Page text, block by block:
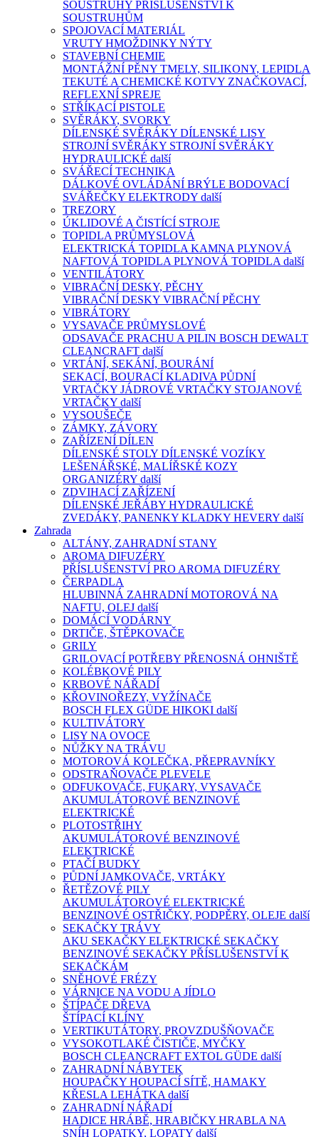
SOUSTRUHY PŘÍSLUŠENSTVÍ K
SOUSTRUHŮM
SPOJOVACÍ MATERIÁL
VRUTY HMOŽDINKY NÝTY
STAVEBNÍ CHEMIE
MONTÁŽNÍ PĚNY TMELY, SILIKONY, LEPIDLA
TEKUTÉ A CHEMICKÉ KOTVY ZNAČKOVACÍ,
REFLEXNÍ SPREJE
STŘÍKACÍ PISTOLE
SVĚRÁKY, SVORKY
DÍLENSKÉ SVĚRÁKY DÍLENSKÉ LISY
STROJNÍ SVĚRÁKY STROJNÍ SVĚRÁKY
HYDRAULICKÉ další
SVÁŘECÍ TECHNIKA
DÁLKOVÉ OVLÁDÁNÍ BRÝLE BODOVACÍ
SVÁŘEČKY ELEKTRODY další
TREZORY
ÚKLIDOVÉ A ČISTÍCÍ STROJE
TOPIDLA PRŮMYSLOVÁ
ELEKTRICKÁ TOPIDLA KAMNA PLYNOVÁ
NAFTOVÁ TOPIDLA PLYNOVÁ TOPIDLA další
VENTILÁTORY
VIBRAČNÍ DESKY, PĚCHY
VIBRAČNÍ DESKY VIBRAČNÍ PĚCHY
VIBRÁTORY
VYSAVAČE PRŮMYSLOVÉ
ODSAVAČE PRACHU A PILIN BOSCH DEWALT
CLEANCRAFT další
VRTÁNÍ, SEKÁNÍ, BOURÁNÍ
SEKACÍ, BOURACÍ KLADIVA PŮDNÍ
VRTAČKY JÁDROVÉ VRTAČKY STOJANOVÉ
VRTAČKY další
VYSOUŠEČE
ZÁMKY, ZÁVORY
ZAŘÍZENÍ DÍLEN
DÍLENSKÉ STOLY DÍLENSKÉ VOZÍKY
LEŠENÁŘSKÉ, MALÍŘSKÉ KOZY
ORGANIZÉRY další
ZDVIHACÍ ZAŘÍZENÍ
DÍLENSKÉ JEŘÁBY HYDRAULICKÉ
ZVEDÁKY, PANENKY KLADKY HEVERY další
Zahrada
ALTÁNY, ZAHRADNÍ STANY
AROMA DIFUZÉRY
PŘÍSLUŠENSTVÍ PRO AROMA DIFUZÉRY
ČERPADLA
HLUBINNÁ ZAHRADNÍ MOTOROVÁ NA
NAFTU, OLEJ další
DOMÁCÍ VODÁRNY
DRTIČE, ŠTĚPKOVAČE
GRILY
GRILOVACÍ POTŘEBY PŘENOSNÁ OHNIŠTĚ
KOLÉBKOVÉ PILY
KRBOVÉ NÁŘADÍ
KŘOVINOŘEZY, VYŽÍNAČE
BOSCH FLEX GÜDE HIKOKI další
KULTIVÁTORY
LISY NA OVOCE
NŮŽKY NA TRÁVU
MOTOROVÁ KOLEČKA, PŘEPRAVNÍKY
ODSTRAŇOVAČE PLEVELE
ODFUKOVAČE, FUKARY, VYSAVAČE
AKUMULÁTOROVÉ BENZINOVÉ
ELEKTRICKÉ
PLOTOSTŘIHY
AKUMULÁTOROVÉ BENZINOVÉ
ELEKTRICKÉ
PTAČÍ BUDKY
PŮDNÍ JAMKOVAČE, VRTÁKY
ŘETĚZOVÉ PILY
AKUMULÁTOROVÉ ELEKTRICKÉ
BENZINOVÉ OSTŘIČKY, PODPĚRY, OLEJE další
SEKAČKY TRÁVY
AKU SEKAČKY ELEKTRICKÉ SEKAČKY
BENZINOVÉ SEKAČKY PŘÍSLUŠENSTVÍ K
SEKAČKÁM
SNĚHOVÉ FRÉZY
VÁRNICE NA VODU A JÍDLO
ŠTÍPAČE DŘEVA
ŠTÍPACÍ KLÍNY
VERTIKUTÁTORY, PROVZDUŠŇOVAČE
VYSOKOTLAKÉ ČISTIČE, MYČKY
BOSCH CLEANCRAFT EXTOL GÜDE další
ZAHRADNÍ NÁBYTEK
HOUPAČKY HOUPACÍ SÍTĚ, HAMAKY
KŘESLA LEHÁTKA další
ZAHRADNÍ NÁŘADÍ
HADICE HRÁBĚ, HRABIČKY HRABLA NA
SNÍH LOPATKY, LOPATY další